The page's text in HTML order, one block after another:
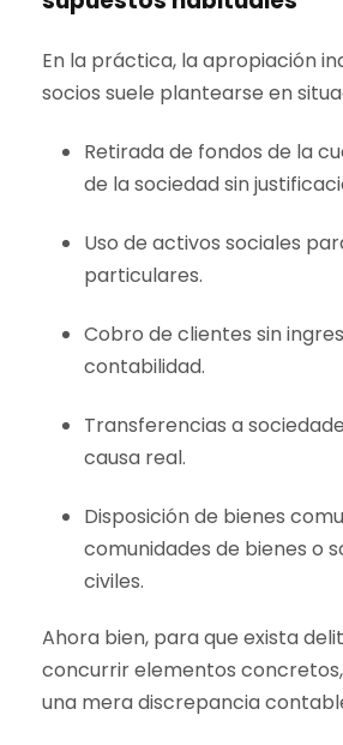
En la práctica, la apropiación
socios suele plantearse en
Retirada de fondos de la
de la sociedad sin
Uso de activos sociales
particulares.
Cobro de clientes sin
contabilidad.
Transferencias a
causa real.
Disposición de bienes
comunidades de bienes o
civiles.
Ahora bien, para que exista
concurrir elementos
una mera discrepancia